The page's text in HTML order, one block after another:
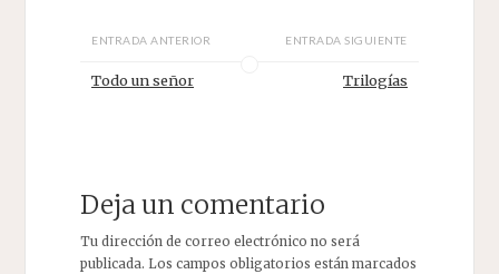
ENTRADA ANTERIOR
Todo un señor
ENTRADA SIGUIENTE
Trilogías
Deja un comentario
Tu dirección de correo electrónico no será
publicada. Los campos obligatorios están marcados